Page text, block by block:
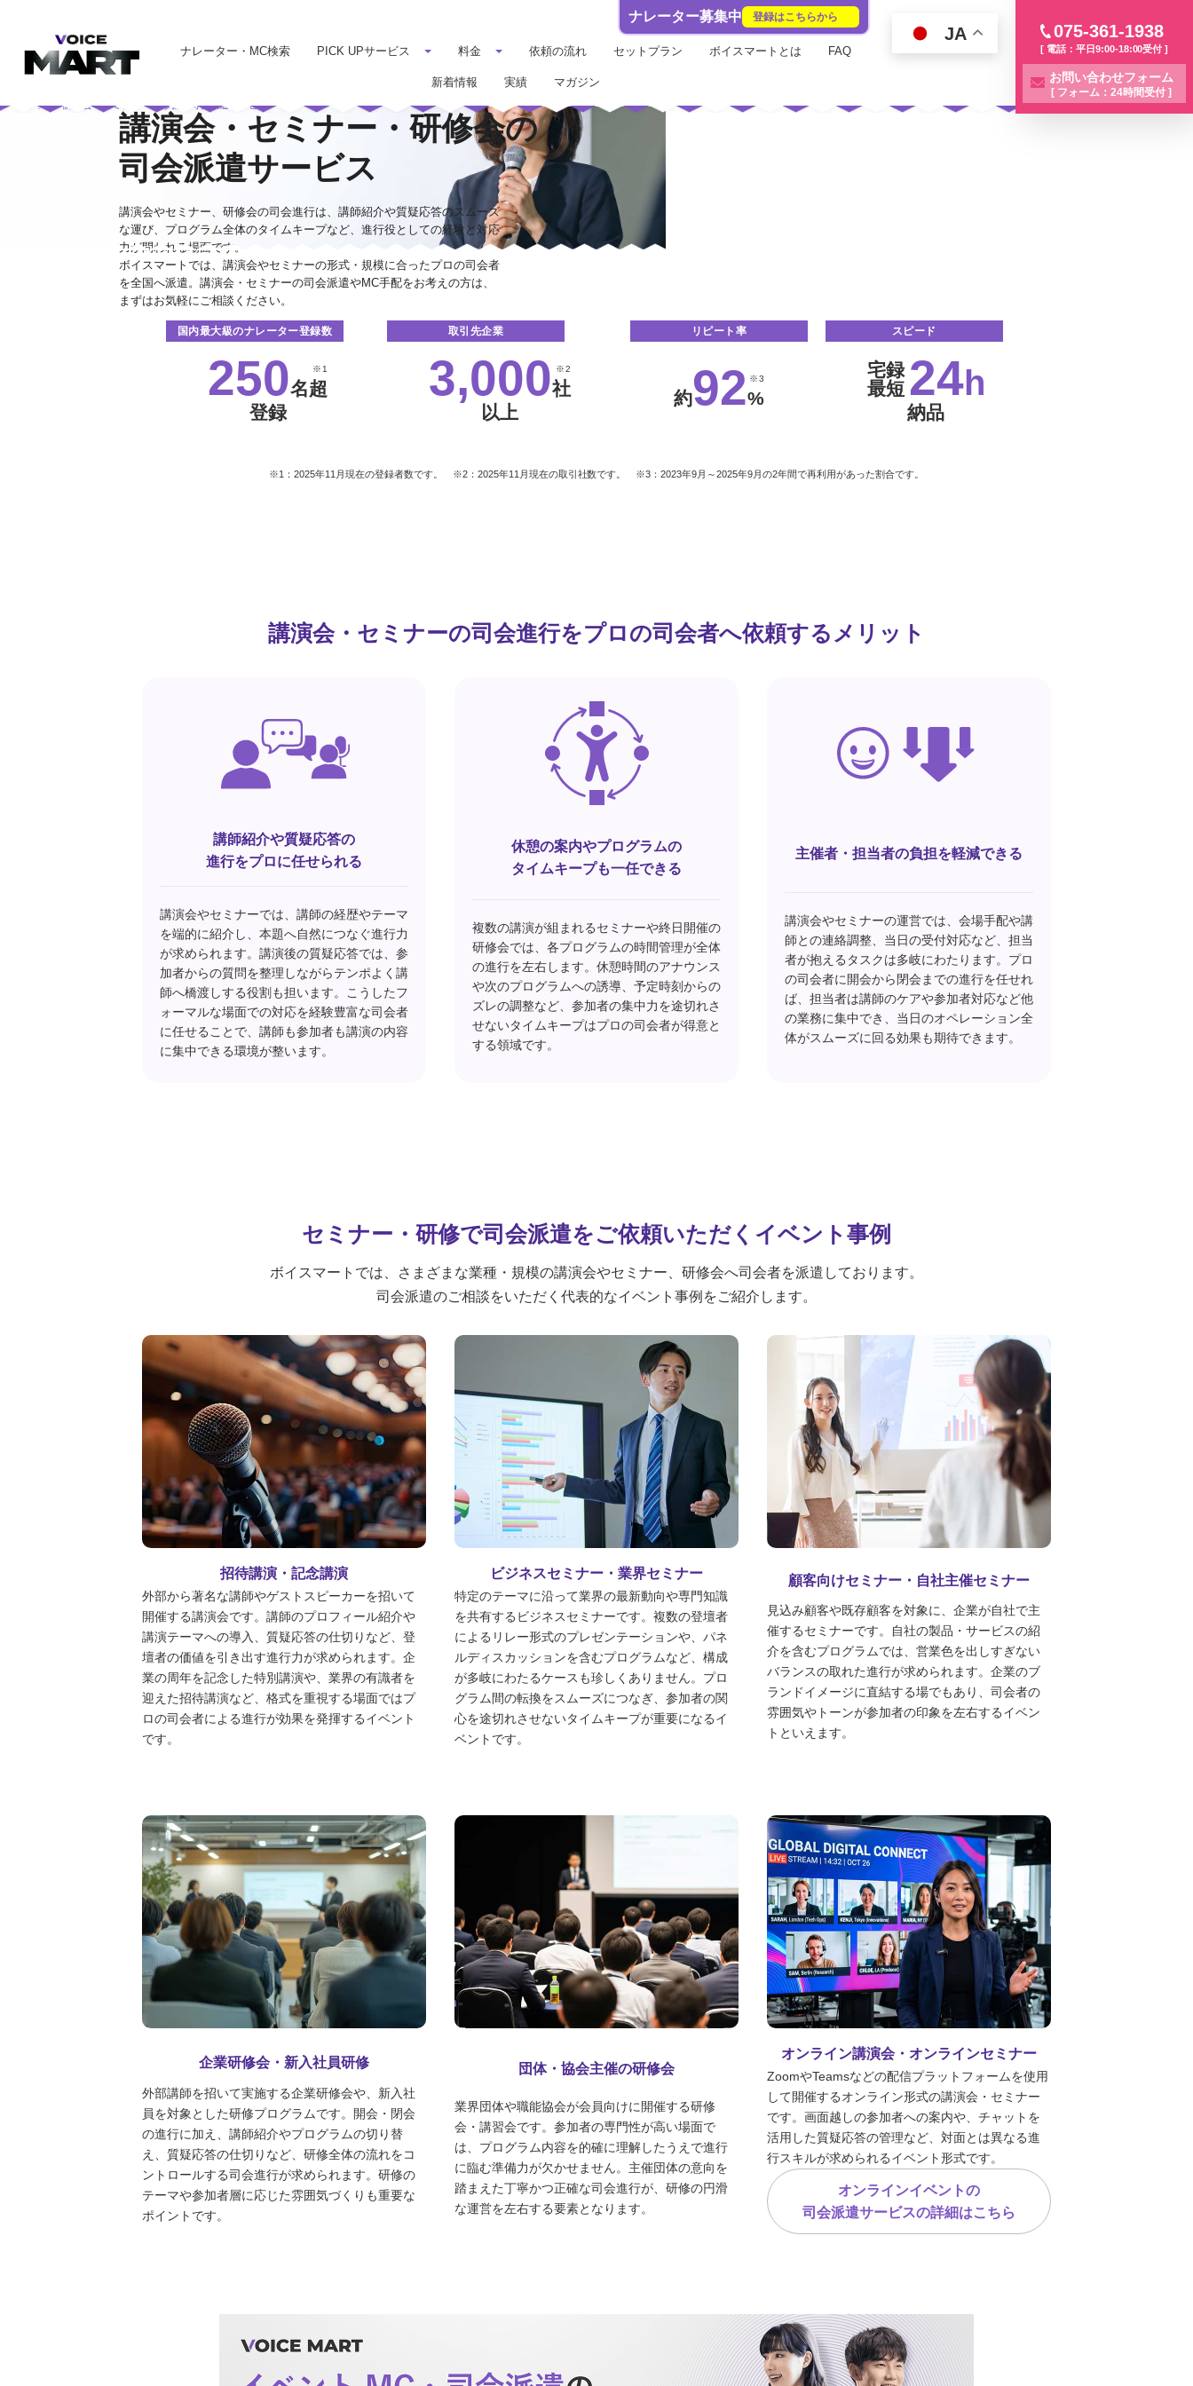
ナレーター募集中 登録はこちらから
ナレーター・MC検索 PICK UPサービス 料金 依頼の流れ セットプラン ボイスマートとは FAQ
新着情報 実績 マガジン
075-361-1938
[ 電話：平日9:00-18:00受付 ]
お問い合わせフォーム
[ フォーム：24時間受付 ]
トップ 講演会・セミナー・研修会の司会派遣サービス
講演会・セミナー・研修会の
司会派遣サービス
講演会やセミナー、研修会の司会進行は、講師紹介や質疑応答のスムーズ
な運び、プログラム全体のタイムキープなど、進行役としての経験と対応
力が問われる場面です。
ボイスマートでは、講演会やセミナーの形式・規模に合ったプロの司会者
を全国へ派遣。講演会・セミナーの司会派遣やMC手配をお考えの方は、
まずはお気軽にご相談ください。
国内最大級のナレーター登録数
250名超
※1
登録
取引先企業
3,000社
※2
以上
リピート率
約92%
※3
スピード
宅録
最短 24h
納品
※1：2025年11月現在の登録者数です。 ※2：2025年11月現在の取引社数です。 ※3：2023年9月～2025年9月の2年間で再利用があった割合です。
講演会・セミナーの司会進行をプロの司会者へ依頼するメリット
講師紹介や質疑応答の
進行をプロに任せられる
講演会やセミナーでは、講師の経歴やテーマ
を端的に紹介し、本題へ自然につなぐ進行力
が求められます。講演後の質疑応答では、参
加者からの質問を整理しながらテンポよく講
師へ橋渡しする役割も担います。こうしたフ
ォーマルな場面での対応を経験豊富な司会者
に任せることで、講師も参加者も講演の内容
に集中できる環境が整います。
休憩の案内やプログラムの
タイムキープも一任できる
複数の講演が組まれるセミナーや終日開催の
研修会では、各プログラムの時間管理が全体
の進行を左右します。休憩時間のアナウンス
や次のプログラムへの誘導、予定時刻からの
ズレの調整など、参加者の集中力を途切れさ
せないタイムキープはプロの司会者が得意と
する領域です。
主催者・担当者の負担を軽減できる
講演会やセミナーの運営では、会場手配や講
師との連絡調整、当日の受付対応など、担当
者が抱えるタスクは多岐にわたります。プロ
の司会者に開会から閉会までの進行を任せれ
ば、担当者は講師のケアや参加者対応など他
の業務に集中でき、当日のオペレーション全
体がスムーズに回る効果も期待できます。
セミナー・研修で司会派遣をご依頼いただくイベント事例
ボイスマートでは、さまざまな業種・規模の講演会やセミナー、研修会へ司会者を派遣しております。
司会派遣のご相談をいただく代表的なイベント事例をご紹介します。
招待講演・記念講演
外部から著名な講師やゲストスピーカーを招いて
開催する講演会です。講師のプロフィール紹介や
講演テーマへの導入、質疑応答の仕切りなど、登
壇者の価値を引き出す進行力が求められます。企
業の周年を記念した特別講演や、業界の有識者を
迎えた招待講演など、格式を重視する場面ではプ
ロの司会者による進行が効果を発揮するイベント
です。
ビジネスセミナー・業界セミナー
特定のテーマに沿って業界の最新動向や専門知識
を共有するビジネスセミナーです。複数の登壇者
によるリレー形式のプレゼンテーションや、パネ
ルディスカッションを含むプログラムなど、構成
が多岐にわたるケースも珍しくありません。プロ
グラム間の転換をスムーズにつなぎ、参加者の関
心を途切れさせないタイムキープが重要になるイ
ベントです。
顧客向けセミナー・自社主催セミナー
見込み顧客や既存顧客を対象に、企業が自社で主
催するセミナーです。自社の製品・サービスの紹
介を含むプログラムでは、営業色を出しすぎない
バランスの取れた進行が求められます。企業のブ
ランドイメージに直結する場でもあり、司会者の
雰囲気やトーンが参加者の印象を左右するイベン
トといえます。
企業研修会・新入社員研修
外部講師を招いて実施する企業研修会や、新入社
員を対象とした研修プログラムです。開会・閉会
の進行に加え、講師紹介やプログラムの切り替
え、質疑応答の仕切りなど、研修全体の流れをコ
ントロールする司会進行が求められます。研修の
テーマや参加者層に応じた雰囲気づくりも重要な
ポイントです。
団体・協会主催の研修会
業界団体や職能協会が会員向けに開催する研修
会・講習会です。参加者の専門性が高い場面で
は、プログラム内容を的確に理解したうえで進行
に臨む準備力が欠かせません。主催団体の意向を
踏まえた丁寧かつ正確な司会進行が、研修の円滑
な運営を左右する要素となります。
オンライン講演会・オンラインセミナー
ZoomやTeamsなどの配信プラットフォームを使用
して開催するオンライン形式の講演会・セミナー
です。画面越しの参加者への案内や、チャットを
活用した質疑応答の管理など、対面とは異なる進
行スキルが求められるイベント形式です。
オンラインイベントの
司会派遣サービスの詳細はこちら
JA